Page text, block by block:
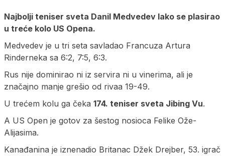
Najbolji teniser sveta Danil Medvedev lako se plasirao
u treće kolo US Opena.
Medvedev je u tri seta savladao Francuza Artura
Rinderneka sa 6:2, 7:5, 6:3.
Rus nije dominirao ni iz servira ni u vinerima, ali je
značajno manje grešio od rivaa 19-49.
U trećem kolu ga čeka 174. teniser sveta Jibing Vu.
A US Open je gotov za šestog nosioca Felike Ože-
Alijasima.
Kanađanina je iznenadio Britanac Džek Drejber, 53. igrač